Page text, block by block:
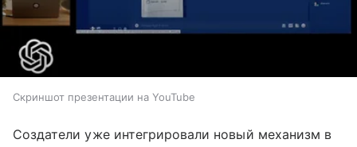
Скриншот презентации на YouTube
Создатели уже интегрировали новый механизм в